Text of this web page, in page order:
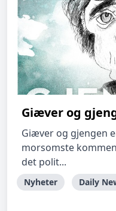
Giæver og
Giæver og gjengen
morsomste
det polit...
Nyheter Daily